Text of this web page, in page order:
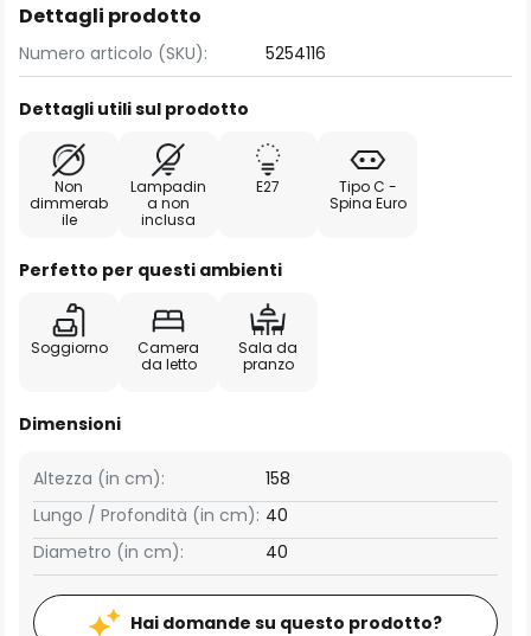
Dettagli prodotto
Numero articolo (SKU): 5254116
Dettagli utili sul prodotto
Non
dimmerab
ile
Lampadin
a non
inclusa
E27
Tipo C -
Spina Euro
Perfetto per questi ambienti
Soggiorno
Camera
da letto
Sala da
pranzo
Dimensioni
Altezza (in cm):
158
Lungo / Profondità (in cm): 40
Diametro (in cm):
40
Hai domande su questo prodotto?